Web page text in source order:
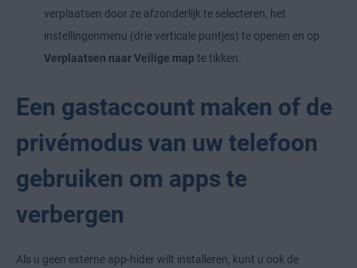
verplaatsen door ze afzonderlijk te selecteren, het
instellingenmenu (drie verticale puntjes) te openen en op
Verplaatsen naar Veilige map te tikken.
Een gastaccount maken of de
privémodus van uw telefoon
gebruiken om apps te
verbergen
Als u geen externe app-hider wilt installeren, kunt u ook de